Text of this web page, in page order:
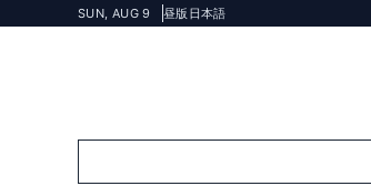
SUN, AUG 9 昼版 日本語